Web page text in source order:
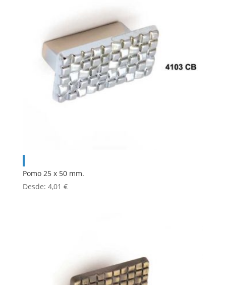
Pomo 25 x 50 mm.
Desde: 4,01 €